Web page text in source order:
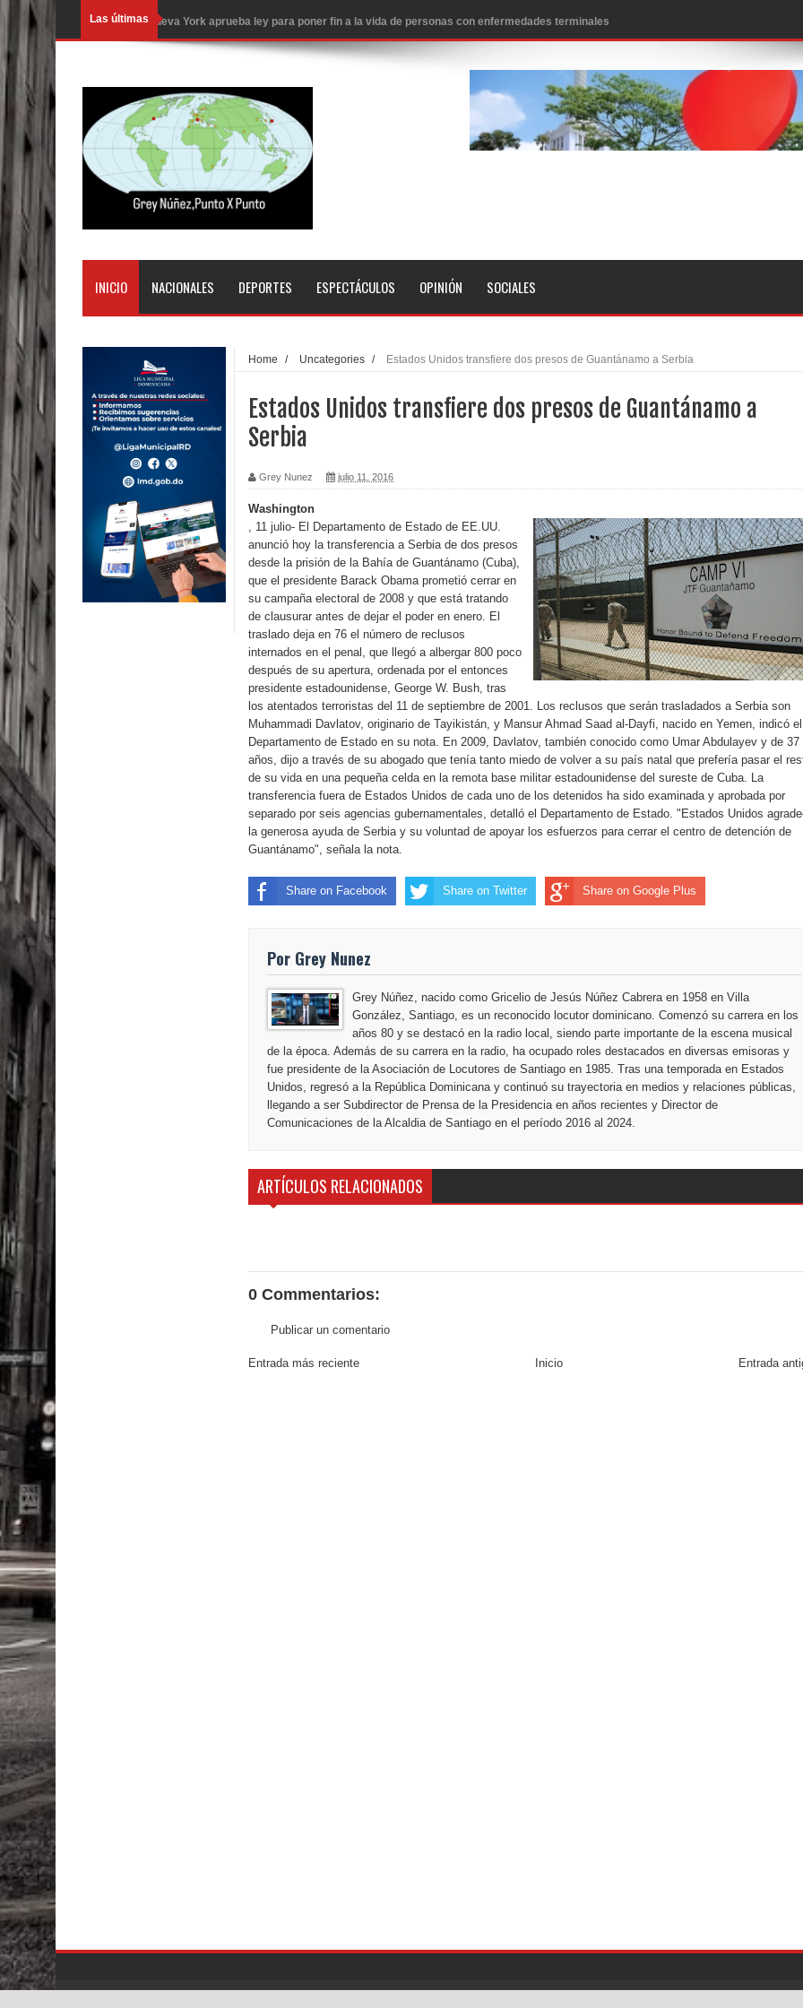
Las últimasNueva York aprueba ley para poner fin a la vida de personas con enfermedades terminales
Juan Luis Guerra cerrará los Juegos Centroamericanos SD 2026
En Santiago precio del botellón de agua sube a 90 pesos
Entre 20 y 40 inmigrantes al día son detenidos en los aeropuertos de EE.UU., según NBC
Belkis Concepción será intervenida por un delicado problema cardíaco
Abel Martínez llama a los dominicanos a unirse para sacar al PRM del Gobierno
PRM votará “por aclamación” a sus nuevas autoridades
El expresidente peruano Ollanta Humala queda en libertad tras la anulación de condena de 15 años por lavado
DIGEIG y Liga Municipal Dominicana impulsan nuevas metas de transparencia a través SISMAP municipal
La Fiscalía de Bolivia ordena la detención del expresidente Evo Morales
Calor extremo para este jueves en gran parte del territorio nacional
Miles de marroquíes cruzan la frontera en masa para entrar a España
TC declara inconstitucional decreto sobre horarios de venta de alcohol vigente desde 2006 y exige ley del
Congreso
Presidente LMD Víctor D´Aza supervisa obra relleno sanitario y se reúne con alcalde San Cristóbal
Un lunes trágico deja seis jóvenes muertos
Heridos y edificios colapsados tras terremoto de magnitud 7,1 en Japón
Poder Ejecutivo promulga modificaciones al nuevo Código Penal
Diputado Félix Michell Rodríguez reveló que con Presupuesto Complementario gobierno endeuda país con
3,500 millones de dólares
El PRM tendrá desde el próximo domingo una dirección de hombres
INICIO NACIONALES DEPORTES ESPECTÁCULOS OPINIÓN SOCIALES
Home / Uncategories / Estados Unidos transfiere dos presos de Guantánamo a Serbia
Estados Unidos transfiere dos presos de Guantánamo a
Serbia
Grey Nunez julio 11, 2016
Washington
, 11 julio- El Departamento de Estado de EE.UU.
anunció hoy la transferencia a Serbia de dos presos
desde la prisión de la Bahía de Guantánamo (Cuba),
que el presidente Barack Obama prometió cerrar en
su campaña electoral de 2008 y que está tratando
de clausurar antes de dejar el poder en enero. El
traslado deja en 76 el número de reclusos
internados en el penal, que llegó a albergar 800 poco
después de su apertura, ordenada por el entonces
presidente estadounidense, George W. Bush, tras
los atentados terroristas del 11 de septiembre de 2001. Los reclusos que serán trasladados a Serbia son
Muhammadi Davlatov, originario de Tayikistán, y Mansur Ahmad Saad al-Dayfi, nacido en Yemen, indicó el
Departamento de Estado en su nota. En 2009, Davlatov, también conocido como Umar Abdulayev y de 37
años, dijo a través de su abogado que tenía tanto miedo de volver a su país natal que prefería pasar el
de su vida en una pequeña celda en la remota base militar estadounidense del sureste de Cuba. La
transferencia fuera de Estados Unidos de cada uno de los detenidos ha sido examinada y aprobada por
separado por seis agencias gubernamentales, detalló el Departamento de Estado. "Estados Unidos
la generosa ayuda de Serbia y su voluntad de apoyar los esfuerzos para cerrar el centro de detención de
Guantánamo", señala la nota.
Share on Facebook Share on Twitter Share on Google Plus
Por Grey Nunez
Grey Núñez, nacido como Gricelio de Jesús Núñez Cabrera en 1958 en Villa
González, Santiago, es un reconocido locutor dominicano. Comenzó su carrera en los
años 80 y se destacó en la radio local, siendo parte importante de la escena musical
de la época. Además de su carrera en la radio, ha ocupado roles destacados en diversas emisoras y
fue presidente de la Asociación de Locutores de Santiago en 1985. Tras una temporada en Estados
Unidos, regresó a la República Dominicana y continuó su trayectoria en medios y relaciones públicas,
llegando a ser Subdirector de Prensa de la Presidencia en años recientes y Director de
Comunicaciones de la Alcaldia de Santiago en el período 2016 al 2024.
ARTÍCULOS RELACIONADOS
0 Commentarios:
Publicar un comentario
Entrada más reciente Entrada
Inicio